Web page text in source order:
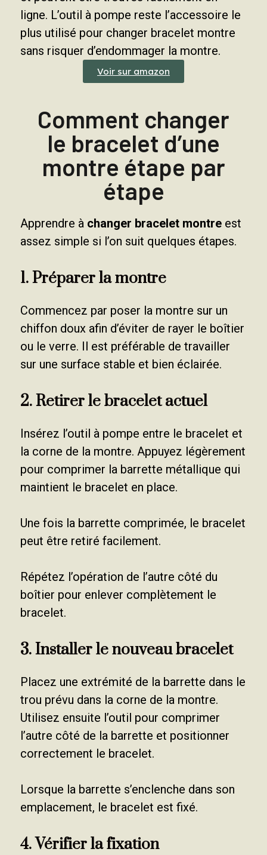
ligne. L’outil à pompe reste l’accessoire le
plus utilisé pour changer bracelet montre
sans risquer d’endommager la montre.
Voir sur amazon
Comment changer
le bracelet d’une
montre étape par
étape
Apprendre à changer bracelet montre est
assez simple si l’on suit quelques étapes.
1. Préparer la montre
Commencez par poser la montre sur un
chiffon doux afin d’éviter de rayer le boîtier
ou le verre. Il est préférable de travailler
sur une surface stable et bien éclairée.
2. Retirer le bracelet actuel
Insérez l’outil à pompe entre le bracelet et
la corne de la montre. Appuyez légèrement
pour comprimer la barrette métallique qui
maintient le bracelet en place.
Une fois la barrette comprimée, le bracelet
peut être retiré facilement.
Répétez l’opération de l’autre côté du
boîtier pour enlever complètement le
bracelet.
3. Installer le nouveau bracelet
Placez une extrémité de la barrette dans le
trou prévu dans la corne de la montre.
Utilisez ensuite l’outil pour comprimer
l’autre côté de la barrette et positionner
correctement le bracelet.
Lorsque la barrette s’enclenche dans son
emplacement, le bracelet est fixé.
4. Vérifier la fixation